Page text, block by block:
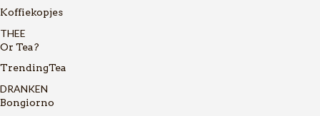
Koffiekopjes
THEE
Or Tea?
TrendingTea
DRANKEN
Bongiorno